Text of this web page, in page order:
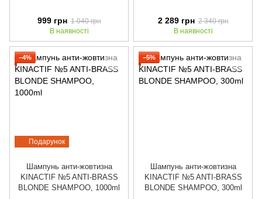
999 грн 1 040 грн
В наявності
2 289 грн 2 340 грн
В наявності
Подарунок
−4%
Шампунь анти-жовтизна
KINACTIF №5 ANTI-BRASS
BLONDE SHAMPOO, 1000ml
−5%
Шампунь анти-жовтизна
KINACTIF №5 ANTI-BRASS
BLONDE SHAMPOO, 300ml